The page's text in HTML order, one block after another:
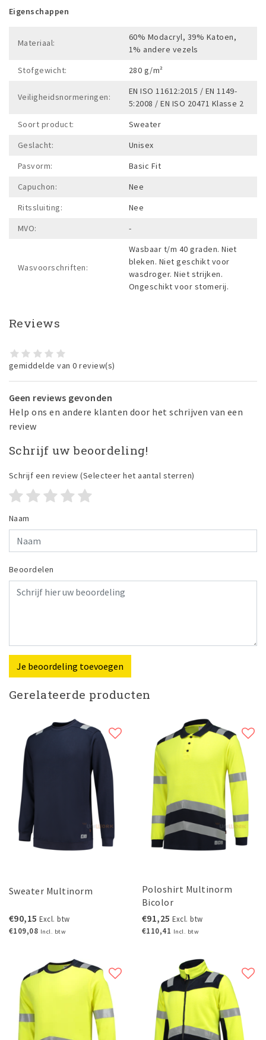
Eigenschappen
Materiaal:
60% Modacryl, 39% Katoen,
1% andere vezels
Stofgewicht:
280 g/m²
Veiligheidsnormeringen:
EN ISO 11612:2015 / EN 1149-
5:2008 / EN ISO 20471 Klasse 2
Soort product:
Sweater
Geslacht:
Unisex
Pasvorm:
Basic Fit
Capuchon:
Nee
Ritssluiting:
Nee
MVO:
-
Wasvoorschriften:
Wasbaar t/m 40 graden. Niet
bleken. Niet geschikt voor
wasdroger. Niet strijken.
Ongeschikt voor stomerij.
Reviews
gemiddelde van 0 review(s)
Geen reviews gevonden
Help ons en andere klanten door het schrijven van een
review
Schrijf uw beoordeling!
Schrijf een review (Selecteer het aantal sterren)
Naam
Beoordelen
Je beoordeling toevoegen
Gerelateerde producten
Sweater Multinorm
€90,15 Excl. btw
€109,08 Incl. btw
Poloshirt Multinorm
Bicolor
€91,25 Excl. btw
€110,41 Incl. btw